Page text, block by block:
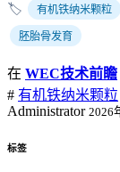
🏷️ 有机铁纳米颗粒
胚胎骨发育
在 WEC技术前瞻
# 有机铁纳米颗粒
Administrator 2026
标签